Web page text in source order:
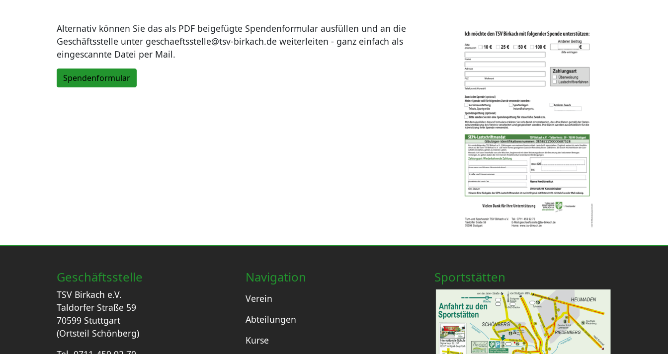
Alternativ können Sie das als PDF beigefügte Spendenformular ausfüllen und an die
Geschäftsstelle unter geschaeftsstelle@tsv-birkach.de weiterleiten - ganz einfach als
eingescannte Datei per Mail.
Spendenformular
Geschäftsstelle
TSV Birkach e.V.
Taldorfer Straße 59
70599 Stuttgart
(Ortsteil Schönberg)
Navigation
Verein
Abteilungen
Kurse
Sportstätten